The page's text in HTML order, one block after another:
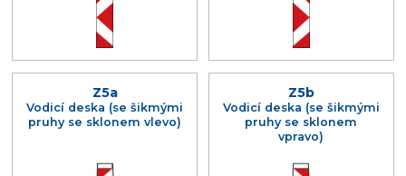
Z5a
Vodicí deska (se šikmými
pruhy se sklonem vlevo)
Z5b
Vodicí deska (se šikmými
pruhy se sklonem
vpravo)